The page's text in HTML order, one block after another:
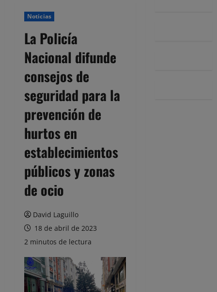
Noticias
La Policía
Nacional difunde
consejos de
seguridad para la
prevención de
hurtos en
establecimientos
públicos y zonas
de ocio
David Laguillo
18 de abril de 2023
2 minutos de lectura